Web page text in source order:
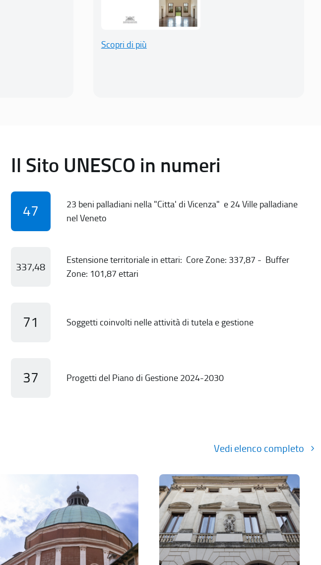
Scopri di più
Il Sito UNESCO in numeri
47
23 beni palladiani nella "Citta' di Vicenza" e 24 Ville palladiane
nel Veneto
337,48
Estensione territoriale in ettari: Core Zone: 337,87 - Buffer
Zone: 101,87 ettari
71 Soggetti coinvolti nelle attività di tutela e gestione
37 Progetti del Piano di Gestione 2024-2030
Vedi elenco completo